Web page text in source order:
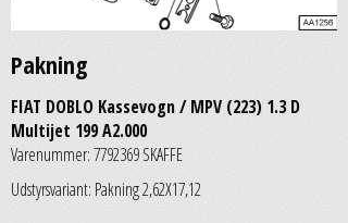
Pakning
FIAT DOBLO Kassevogn / MPV (223) 1.3 D
Multijet 199 A2.000
Varenummer: 7792369 SKAFFE
Udstyrsvariant: Pakning 2,62X17,12